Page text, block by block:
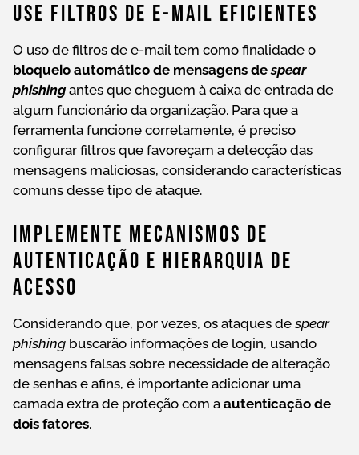
Use Filtros De E-Mail Eficientes
O uso de filtros de e-mail tem como finalidade o
bloqueio automático de mensagens despear
phishing antes que cheguem à caixa de entrada de
algum funcionário da organização. Para que a
ferramenta funcione corretamente, é preciso
configurar filtros que favoreçam a detecção das
mensagens maliciosas, considerando características
comuns desse tipo de ataque.
Implemente Mecanismos De
Autenticação E Hierarquia De
Acesso
Considerando que, por vezes, os ataques despear
phishing buscarão informações de login, usando
mensagens falsas sobre necessidade de alteração
de senhas e afins, é importante adicionar uma
camada extra de proteção com a autenticação de
dois fatores.